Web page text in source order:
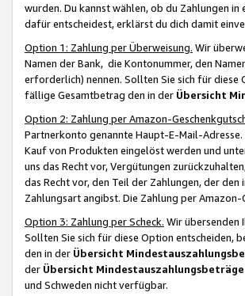
wurden. Du kannst wählen, ob du Zahlungen
dafür entscheidest, erklärst du dich damit
Option 1: Zahlung per Überweisung. Wir
Namen der Bank, die Kontonummer, den
erforderlich) nennen. Sollten Sie sich für diese
fällige Gesamtbetrag den in der Übersicht
Option 2: Zahlung per Amazon-
Partnerkonto genannte Haupt-E-Mail-
Kauf von Produkten eingelöst werden und
uns das Recht vor, Vergütungen
das Recht vor, den Teil der Zahlungen, der
Zahlungsart angibst. Die Zahlung per
Option 3: Zahlung per Scheck. Wir übersenden
Sollten Sie sich für diese Option entscheiden,
den in der Übersicht
der Übersicht Mindestauszahlungsbeträge
und Schweden nicht verfügbar.